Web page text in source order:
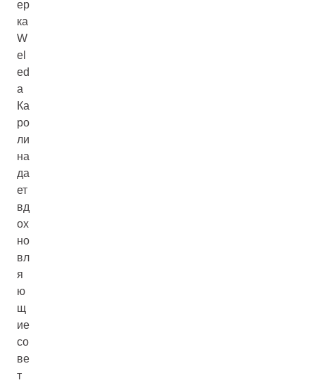
ер
ка
W
el
ed
a
Ка
ро
ли
на
да
ет
вд
ох
но
вл
я
ю
щ
ие
со
ве
т